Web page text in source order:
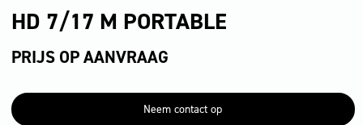
HD 7/17 M PORTABLE
PRIJS OP AANVRAAG
Neem contact op